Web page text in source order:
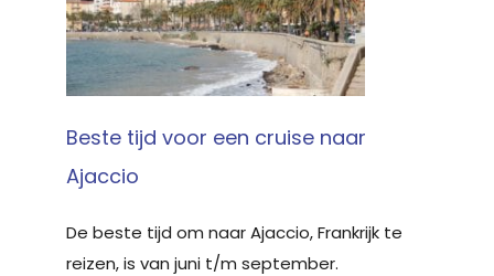
Beste tijd voor een cruise naar
Ajaccio
De beste tijd om naar Ajaccio, Frankrijk te
reizen, is van juni t/m september.